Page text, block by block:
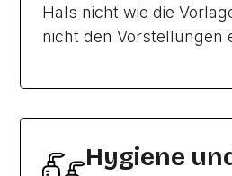
Hals nicht wie die
nicht den Vorstellungen
Hygiene